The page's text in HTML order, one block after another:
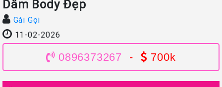
Dâm Body Đẹp
Gái Gọi
11-02-2026
0896373267 - 700k